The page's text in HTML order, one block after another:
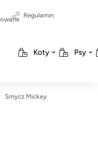
Regulamin
Koty Psy
Smycz Mickey